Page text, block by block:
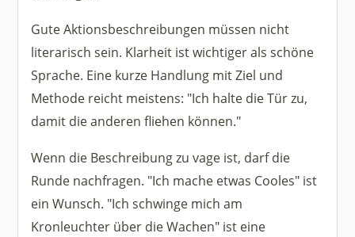
Gute Aktionsbeschreibungen müssen nicht
literarisch sein. Klarheit ist wichtiger als schöne
Sprache. Eine kurze Handlung mit Ziel und
Methode reicht meistens: "Ich halte die Tür zu,
damit die anderen fliehen können."
Wenn die Beschreibung zu vage ist, darf die
Runde nachfragen. "Ich mache etwas Cooles" ist
ein Wunsch. "Ich schwinge mich am
Kronleuchter über die Wachen" ist eine